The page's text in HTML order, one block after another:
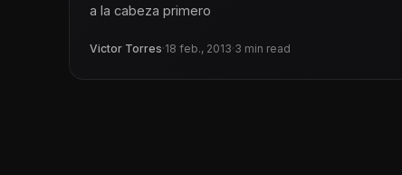
a la cabeza primero
Victor Torres·18 feb., 2013·3 min read